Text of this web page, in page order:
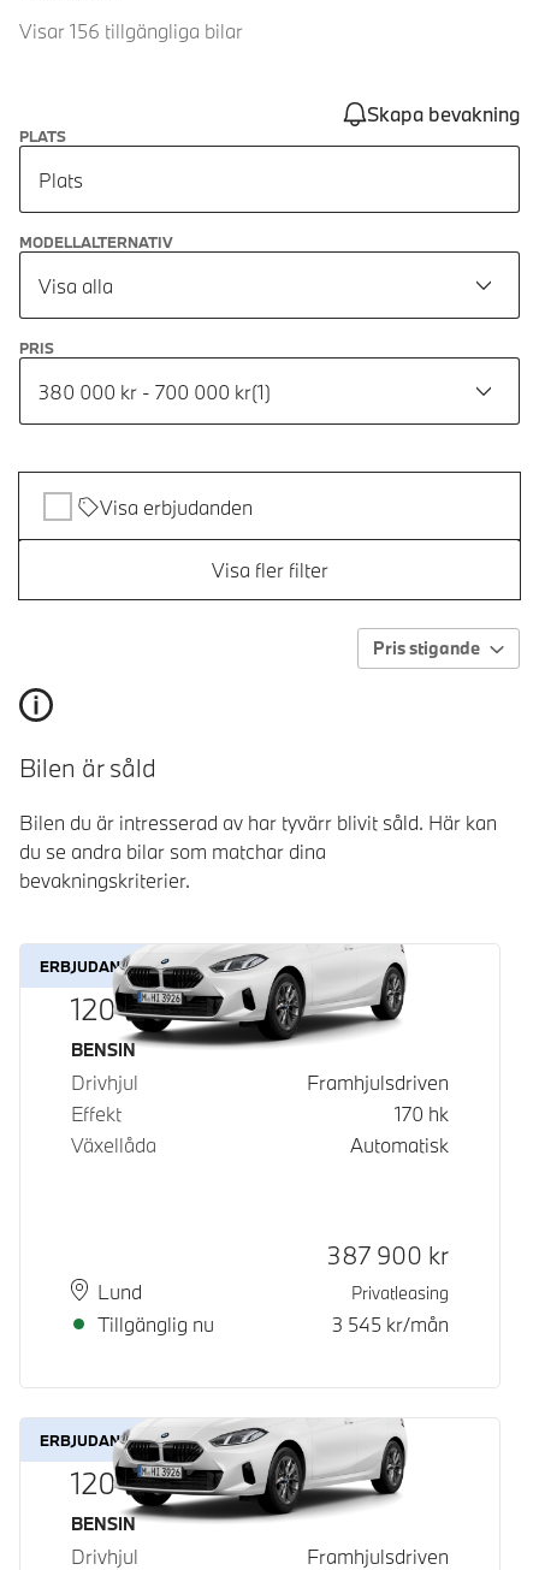
Visar 156 tillgängliga bilar
Skapa bevakning
PLATS
Plats
MODELLALTERNATIV
Visa alla
PRIS
380 000 kr - 700 000 kr(1)
Visa erbjudanden
Visa fler filter
Pris stigande
Bilen är såld
Bilen du är intresserad av har tyvärr blivit såld. Här kan
du se andra bilar som matchar dina
bevakningskriterier.
ERBJUDANDE
120
Bränsle
BENSIN
Drivhjul
Framhjulsdriven
Effekt
170 hk
Växellåda
Automatisk
PlatsLund
Leveranstid
Tillgänglig nu
Kontantpris
387 900 kr
Privatleasing
3 545 kr/mån
ERBJUDANDE
120
Bränsle
BENSIN
Drivhjul
Framhjulsdriven